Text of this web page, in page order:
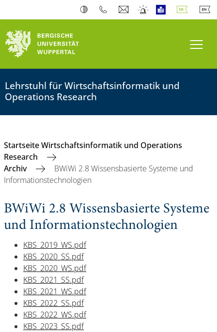
Lehrstuhl für Wirtschaftsinformatik und
Operations Research
Startseite Wirtschaftsinformatik und Operations
Research
Archiv
BWiWi 2.8 Wissensbasierte Systeme und
Informationstechnologien
BWiWi 2.8 Wissensbasierte Systeme
und Informationstechnologien
KBS_2019_WS.pdf
KBS_2020_SS.pdf
KBS_2020_WS.pdf
KBS_2021_SS.pdf
KBS_2021_WS.pdf
KBS_2022_SS.pdf
KBS_2022_WS.pdf
KBS_2023_SS.pdf